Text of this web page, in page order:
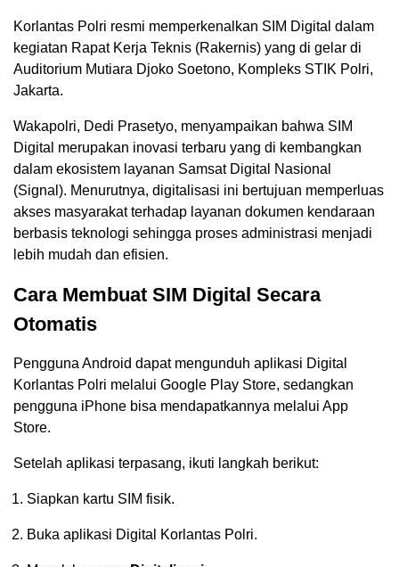
Korlantas Polri resmi memperkenalkan SIM Digital dalam
kegiatan Rapat Kerja Teknis (Rakernis) yang di gelar di
Auditorium Mutiara Djoko Soetono, Kompleks STIK Polri,
Jakarta.
Wakapolri, Dedi Prasetyo, menyampaikan bahwa SIM
Digital merupakan inovasi terbaru yang di kembangkan
dalam ekosistem layanan Samsat Digital Nasional
(Signal). Menurutnya, digitalisasi ini bertujuan memperluas
akses masyarakat terhadap layanan dokumen kendaraan
berbasis teknologi sehingga proses administrasi menjadi
lebih mudah dan efisien.
Cara Membuat SIM Digital Secara
Otomatis
Pengguna Android dapat mengunduh aplikasi Digital
Korlantas Polri melalui Google Play Store, sedangkan
pengguna iPhone bisa mendapatkannya melalui App
Store.
Setelah aplikasi terpasang, ikuti langkah berikut:
Siapkan kartu SIM fisik.
Buka aplikasi Digital Korlantas Polri.